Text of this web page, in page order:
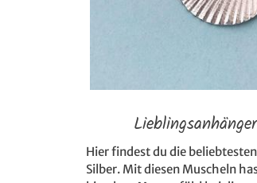
Hier findest du die
Silber. Mit diesen Muscheln